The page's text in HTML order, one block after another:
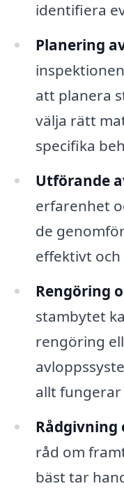
identifiera
Planering
att planera
välja rätt
specifika
Utförande
erfarenhet
de
effektivt
Rengöring
stambytet
rengöring
allt
Rådgivning
råd om
bäst tar